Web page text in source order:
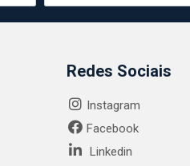
Redes Sociais
Instagram
Facebook
Linkedin